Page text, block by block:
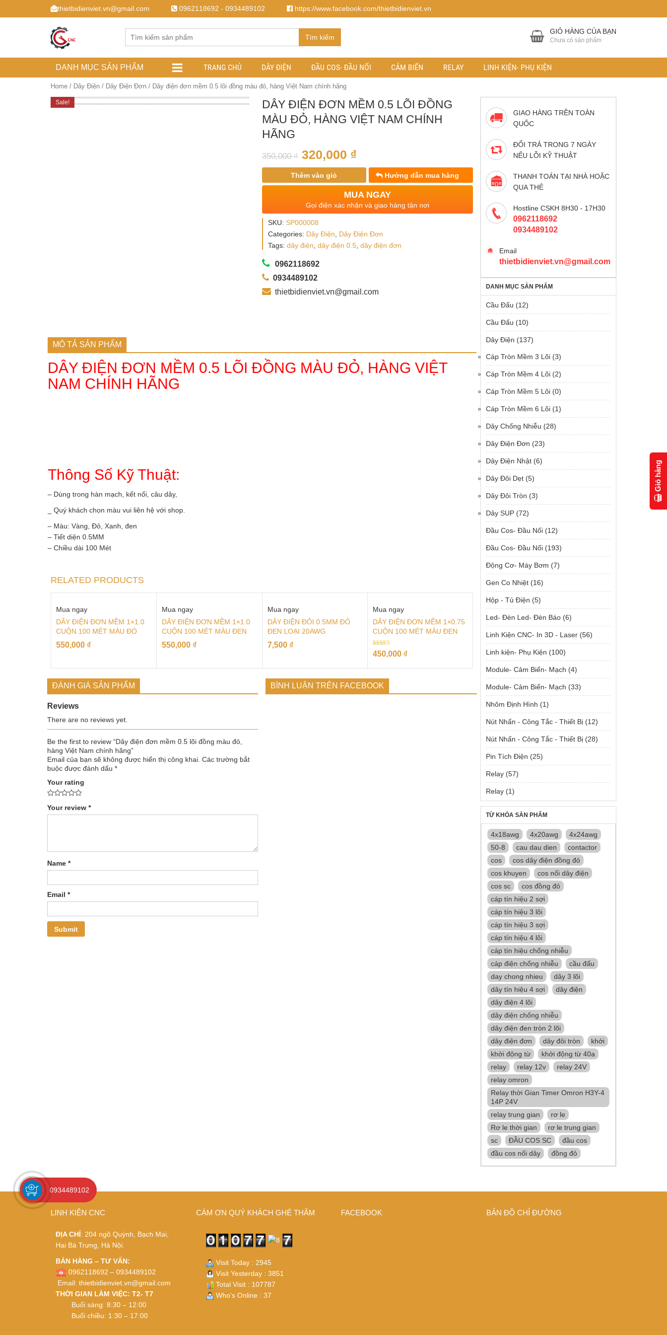
thietbidienviet.vn@gmail.com 0962118692 - 0934489102 https://www.facebook.com/thietbidienviet.vn
Tìm kiếm
GIỎ HÀNG CỦA BẠN
Chưa có sản phẩm
DANH MỤC SẢN PHẨM TRANG CHỦ DÂY ĐIỆN ĐẦU COS- ĐẦU NỐI CẢM BIẾN RELAY LINH KIỆN- PHỤ KIỆN
Home / Dây Điện / Dây Điện Đơn / Dây điện đơn mềm 0.5 lõi đồng màu đỏ, hàng Việt Nam chính hãng
Sale!
DÂY ĐIỆN ĐƠN MỀM 0.5 LÕI ĐỒNG
MÀU ĐỎ, HÀNG VIỆT NAM CHÍNH
HÃNG
350,000₫ 320,000 ₫
Thêm vào giỏ Hướng dẫn mua hàng
MUA NGAY
Gọi điện xác nhận và giao hàng tận nơi
SKU: SP000008
Categories: Dây Điện
Dây Điện Đơn
Tags: dây điện dây điện 0.5, dây điện đơn
0962118692
0934489102
thietbidienviet.vn@gmail.com
MÔ TẢ SẢN PHẨM
DÂY ĐIỆN ĐƠN MỀM 0.5 LÕI ĐỒNG MÀU ĐỎ, HÀNG VIỆT
NAM CHÍNH HÃNG
Thông Số Kỹ Thuật:
– Dùng trong hàn mạch, kết nối, câu dây,
_ Quý khách chọn màu vui liên hệ với shop.
– Màu: Vàng, Đỏ, Xanh, đen
– Tiết diện 0.5MM
– Chiều dài 100 Mét
RELATED PRODUCTS
Mua ngay
DÂY ĐIỆN ĐƠN MỀM 1×1.0
CUỘN 100 MÉT MÀU ĐỎ
550,000 ₫
Mua ngay
DÂY ĐIỆN ĐƠN MỀM 1×1.0
CUỘN 100 MÉT MÀU ĐEN
550,000 ₫
Mua ngay
DÂY ĐIỆN ĐÔI 0.5MM ĐỎ
ĐEN LOẠI 20AWG
7,500 ₫
Mua ngay
DÂY ĐIỆN ĐƠN MỀM 1×0.75
CUỘN 100 MÉT MÀU ĐEN
Rated
5.00
450,000 ₫
ĐÁNH GIÁ SẢN PHẨM
Reviews
There are no reviews yet.
Be the first to review “Dây điện đơn mềm 0.5 lõi đồng màu đỏ,
hàng Việt Nam chính hãng”
Email của bạn sẽ không được hiển thị công khai. Các trường bắt
buộc được đánh dấu *
Your rating
Your review *
Name *
Email *
BÌNH LUẬN TRÊN FACEBOOK
GIAO HÀNG TRÊN TOÀN
QUỐC
ĐỔI TRẢ TRONG 7 NGÀY
NẾU LỖI KỸ THUẬT
THANH TOÁN TẠI NHÀ HOẶC
QUA THẺ
Hostline CSKH 8H30 - 17H30
0962118692
0934489102
Email
thietbidienviet.vn@gmail.com
DANH MỤC SẢN PHẨM
Cầu Đấu (12)
Cầu Đấu (10)
Dây Điện (137)
Cáp Tròn Mềm 3 Lõi (3)
Cáp Tròn Mềm 4 Lõi (2)
Cáp Tròn Mềm 5 Lõi (0)
Cáp Tròn Mềm 6 Lõi (1)
Dây Chống Nhiễu (28)
Dây Điện Đơn (23)
Dây Điện Nhật (6)
Dây Đôi Dẹt (5)
Dây Đôi Tròn (3)
Dây SUP (72)
Đầu Cos- Đầu Nối (12)
Đầu Cos- Đầu Nối (193)
Động Cơ- Máy Bơm (7)
Gen Co Nhiệt (16)
Hộp - Tủ Điện (5)
Led- Đèn Led- Đèn Báo (6)
Linh Kiện CNC- In 3D - Laser (56)
Linh kiện- Phụ Kiện (100)
Module- Cảm Biến- Mạch (4)
Module- Cảm Biến- Mạch (33)
Nhôm Định Hình (1)
Nút Nhấn - Công Tắc - Thiết Bị (12)
Nút Nhấn - Công Tắc - Thiết Bị (28)
Pin Tích Điện (25)
Relay (57)
Relay (1)
TỪ KHÓA SẢN PHẨM
4x18awg 4x20awg
4x24awg
50-8
cau dau dien
contactor
cos
cos dây điện đồng đỏ
cos khuyen
cos nối dây điện
cos sc
cos đồng đỏ
cáp tín hiệu 2 sợi
cáp tín hiệu 3 lõi
cáp tín hiệu 3 sợi
cáp tín hiệu 4 lõi
cáp tín hiệu chống nhiễu
cáp điện chống nhiễu
cầu đấu
day chong nhieu
dây 3 lõi
dây tín hiệu 4 sợi
dây điện
dây điện 4 lõi
dây điện chống nhiễu
dây điện đen tròn 2 lõi
dây điện đơn
dây đôi tròn
khởi
khởi động từ
khởi động từ 40a
relay
relay 12v
relay 24V
relay omron
Relay thời Gian Timer Omron H3Y-4
14P 24V
relay trung gian
rơ le
Rơ le thời gian
rơ le trung gian
sc
ĐẦU COS SC
đầu cos
đầu cos nối dây
đồng đỏ
LINH KIỆN CNC
ĐỊA CHỈ: 204 ngõ Quỳnh, Bạch Mai,
Hai Bà Trưng, Hà Nội.
BÁN HÀNG – TƯ VẤN:
0962118692 – 0934489102
Email: thietbidienviet.vn@gmail.com
THỜI GIAN LÀM VIỆC: T2- T7
Buổi sáng: 8:30 – 12:00
Buổi chiều: 1:30 – 17:00
CÁM ƠN QUÝ KHÁCH GHÉ THĂM
Visit Today : 2945
Visit Yesterday : 3851
Total Visit : 107787
Who's Online : 37
FACEBOOK BẢN ĐỒ CHỈ ĐƯỜNG
0934489102
Giỏ hàng